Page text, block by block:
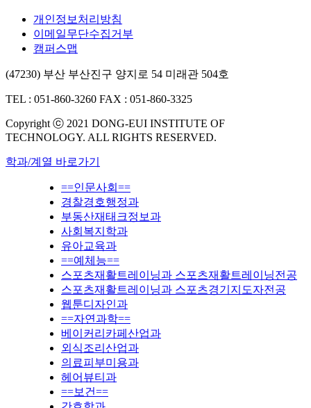
개인정보처리방침
이메일무단수집거부
캠퍼스맵
(47230) 부산 부산진구 양지로 54 미래관 504호
TEL : 051-860-3260 FAX : 051-860-3325
Copyright ⓒ 2021 DONG-EUI INSTITUTE OF
TECHNOLOGY. ALL RIGHTS RESERVED.
학과/계열 바로가기
==인문사회==
경찰경호행정과
부동산재태크정보과
사회복지학과
유아교육과
==예체능==
스포츠재활트레이닝과 스포츠재활트레이닝전공
스포츠재활트레이닝과 스포츠경기지도자전공
웹툰디자인과
==자연과학==
베이커리카페산업과
외식조리산업과
의료피부미용과
헤어뷰티과
==보건==